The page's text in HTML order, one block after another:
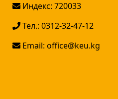
Индекс: 720033
Тел.: 0312-32-47-12
Email: office@keu.kg